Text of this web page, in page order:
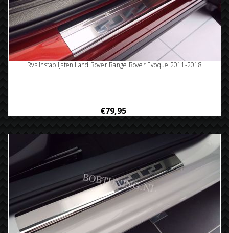
Rvs instaplijsten Land Rover Range Rover Evoque 2011-2018
€79,95